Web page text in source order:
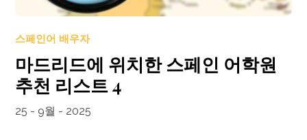
스페인어 배우자
마드리드에 위치한 스페인 어학원
추천 리스트 4
25 - 9월 - 2025